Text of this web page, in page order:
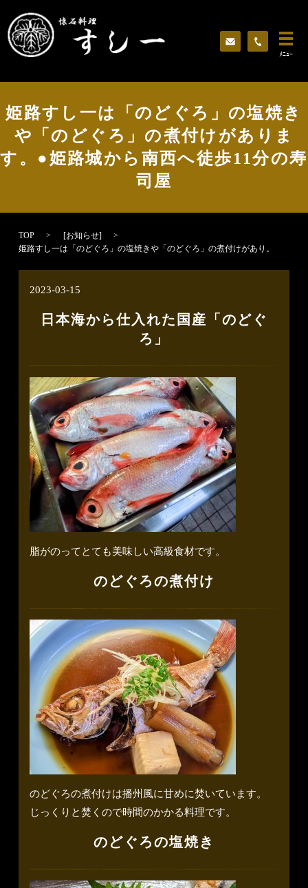
ﾒﾆｭｰ
姫路すし一は「のどぐろ」の塩焼き
や「のどぐろ」の煮付けがありま
す。●姫路城から南西へ徒歩11分の寿
司屋
TOP [お知らせ]
姫路すし一は「のどぐろ」の塩焼きや「のどぐろ」の煮付けがあり。
2023-03-15
日本海から仕入れた国産「のどぐ
ろ」
脂がのってとても美味しい高級食材です。
のどぐろの煮付け
のどぐろの煮付けは播州風に甘めに焚いています。
じっくりと焚くので時間のかかる料理です。
のどぐろの塩焼き